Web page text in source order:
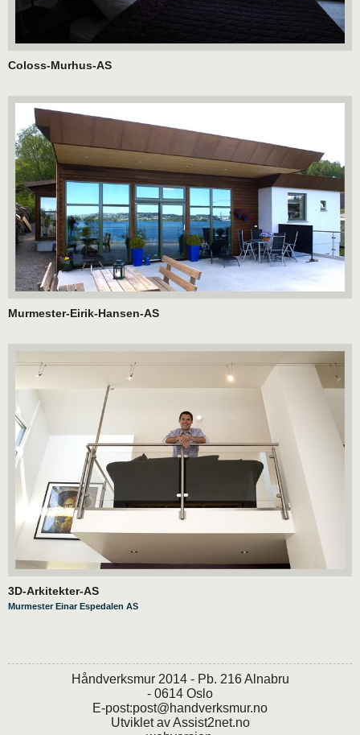
Coloss-Murhus-AS
Murmester-Eirik-Hansen-AS
3D-Arkitekter-AS
Murmester Einar Espedalen AS
Håndverksmur 2014 - Pb. 216 Alnabru
- 0614 Oslo
E-post:post@handverksmur.no
Utviklet avAssist2net.no